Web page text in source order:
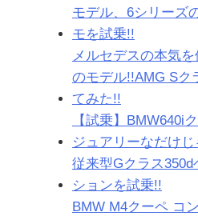
モデル、6シリーズ
モを試乗!!
メルセデスの本気
のモデル!!AMG Sク
てみた!!
【試乗】BMW640i
ジュアリーなだけ
従来型Gクラス350d
ションを試乗!!
BMW M4クーペ コ